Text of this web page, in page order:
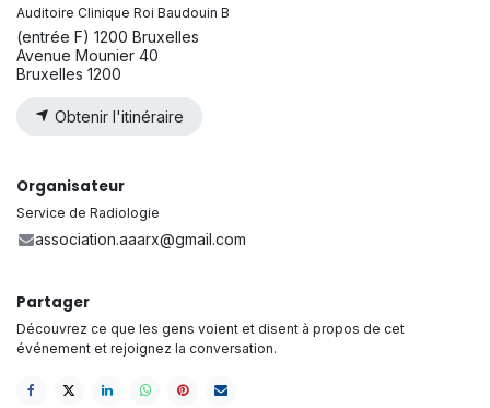
Auditoire Clinique Roi Baudouin B
(entrée F) 1200 Bruxelles
Avenue Mounier 40
Bruxelles 1200
Obtenir l'itinéraire
Organisateur
Service de Radiologie
association.aaarx@gmail.com
Partager
Découvrez ce que les gens voient et disent à propos de cet
événement et rejoignez la conversation.